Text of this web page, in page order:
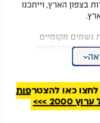
בצפון הארץ, וייתכנו
גשמים מקומיים
בצפון הארץ
להתחזק ולהתפשט
בנחלי המזרח
כאן להצטרפות
>>>